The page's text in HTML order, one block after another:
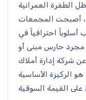
الطفرة العمرانية
أصبحت المجمعات
أسلوباً احترافياً في
مجرد حارس مبنى أو
شركة إدارة أملاك
الركيزة الأساسية